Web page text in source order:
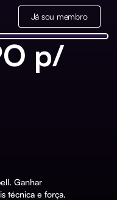
Já sou membro
p/
Ganhar
técnica e força.